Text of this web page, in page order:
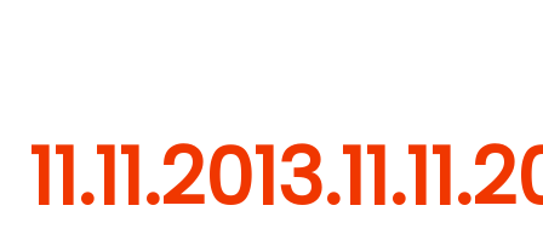
11.11.2013.